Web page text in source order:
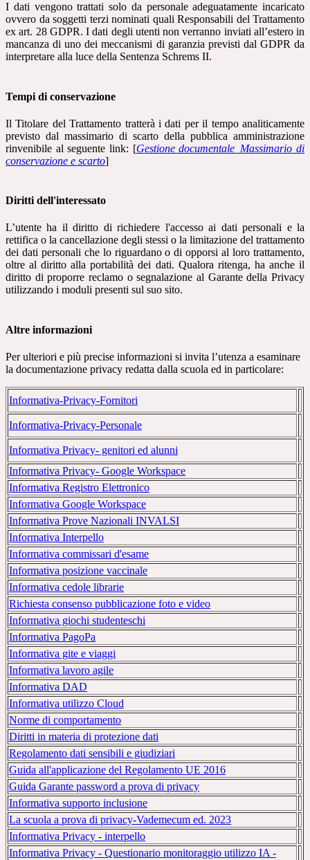
I dati vengono trattati solo da personale adeguatamente incaricato
ovvero da soggetti terzi nominati quali Responsabili del Trattamento
ex art. 28 GDPR. I dati degli utenti non verranno inviati all’estero in
mancanza di uno dei meccanismi di garanzia previsti dal GDPR da
interpretare alla luce della Sentenza Schrems II.
Tempi di conservazione
Il Titolare del Trattamento tratterà i dati per il tempo analiticamente
previsto dal massimario di scarto della pubblica amministrazione
rinvenibile al seguente link: [Gestione documentale_Massimario di
conservazione e scarto]
Diritti dell'interessato
L’utente ha il diritto di richiedere l'accesso ai dati personali e la
rettifica o la cancellazione degli stessi o la limitazione del trattamento
dei dati personali che lo riguardano o di opporsi al loro trattamento,
oltre al diritto alla portabilità dei dati. Qualora ritenga, ha anche il
diritto di proporre reclamo o segnalazione al Garante della Privacy
utilizzando i moduli presenti sul suo sito.
Altre informazioni
Per ulteriori e più precise informazioni si invita l’utenza a esaminare
la documentazione privacy redatta dalla scuola ed in particolare:
Informativa-Privacy-Fornitori
Informativa-Privacy-Personale
Informativa Privacy- genitori ed alunni
Informativa Privacy- Google Workspace
Informativa Registro Elettronico
Informativa Google Workspace
Informativa Prove Nazionali INVALSI
Informativa Interpello
Informativa commissari d'esame
Informativa posizione vaccinale
Informativa cedole librarie
Richiesta consenso pubblicazione foto e video
Informativa giochi studenteschi
Informativa PagoPa
Informativa gite e viaggi
Informativa lavoro agile
Informativa DAD
Informativa utilizzo Cloud
Norme di comportamento
Diritti in materia di protezione dati
Regolamento dati sensibili e giudiziari
Guida all'applicazione del Regolamento UE 2016
Guida Garante password a prova di privacy
Informativa supporto inclusione
La scuola a prova di privacy-Vademecum ed. 2023
Informativa Privacy - interpello
Informativa Privacy - Questionario monitoraggio utilizzo IA -